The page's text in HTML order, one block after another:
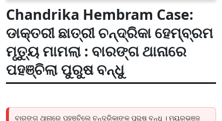
Chandrika Hembram Case:
ଡାକ୍ତରୀ ଛାତ୍ରୀ ଚନ୍ଦ୍ରିକା ହେମ୍ବ୍ରମ
ମୃତ୍ୟୁ ମାମଲା : ବାରଙ୍ଗ ଥାନାରେ
ପହଞ୍ଚିଲା ପୁରୁଷ ବନ୍ଧୁ
ବାରଙ୍ଗ ଥାନାରେ ପହଞ୍ଚିଲେ ଚନ୍ଦ୍ରିକାଙ୍କ ପୁରୁଷ ବନ୍ଧୁ । ମୟୂରଭଞ୍ଜ